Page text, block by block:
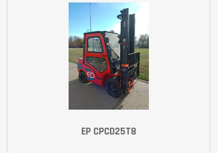
EP CPCD25T8